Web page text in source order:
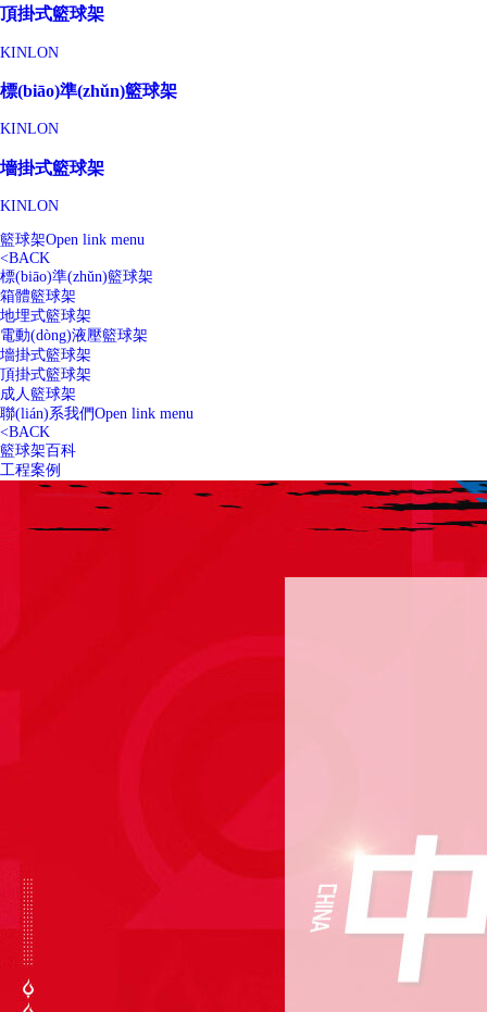
頂掛式籃球架
KINLON
標(biāo)準(zhǔn)籃球架
KINLON
墻掛式籃球架
KINLON
籃球架Open link menu
<BACK
標(biāo)準(zhǔn)籃球架
箱體籃球架
地埋式籃球架
電動(dòng)液壓籃球架
墻掛式籃球架
頂掛式籃球架
成人籃球架
聯(lián)系我們Open link menu
<BACK
籃球架百科
工程案例